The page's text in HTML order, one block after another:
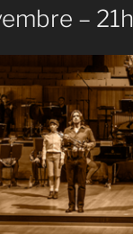
– 21h